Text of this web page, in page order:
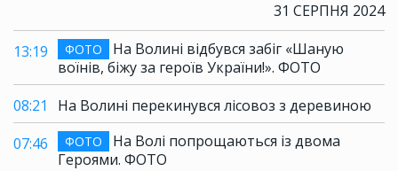
31 СЕРПНЯ 2024
13:19 ФОТО
На Волині відбувся забіг «Шаную
воїнів, біжу за героїв України!». ФОТО
08:21
На Волині перекинувся лісовоз з деревиною
07:46
ФОТО
На Волі попрощаються із двома
Героями. ФОТО